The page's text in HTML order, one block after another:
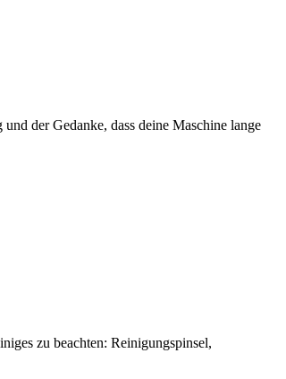
der Gedanke, dass deine Maschine lange
zu beachten: Reinigungspinsel,